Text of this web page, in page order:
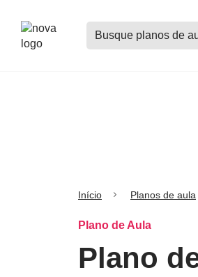
Buscar
planos
Início Planos de aula
Plano de Aula
Plano